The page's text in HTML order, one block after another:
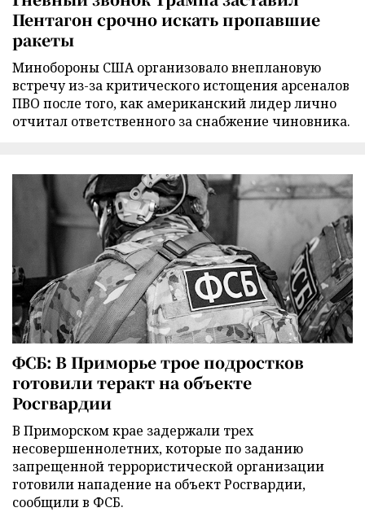
Пентагон срочно искать пропавшие
ракеты
Минобороны США организовало внеплановую
встречу из-за критического истощения арсеналов
ПВО после того, как американский лидер лично
отчитал ответственного за снабжение чиновника.
ФСБ: В Приморье трое подростков
готовили теракт на объекте
Росгвардии
В Приморском крае задержали трех
несовершеннолетних, которые по заданию
запрещенной террористической организации
готовили нападение на объект Росгвардии,
сообщили в ФСБ.